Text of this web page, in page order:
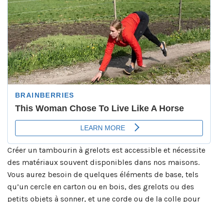
Créer un tambourin à grelots est accessible et nécessite
des matériaux souvent disponibles dans nos maisons.
Vous aurez besoin de quelques éléments de base, tels
qu’un cercle en carton ou en bois, des grelots ou des
petits objets à sonner, et une corde ou de la colle pour